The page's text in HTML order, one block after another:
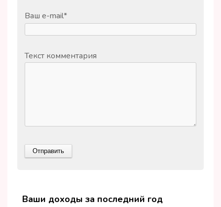
Ваш e-mail*
Текст комментария
Ваши доходы за последний год